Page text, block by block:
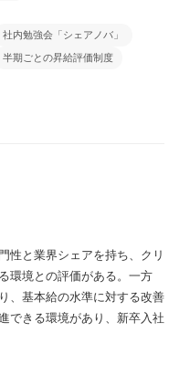
社内勉強会「シェアノバ」
半期ごとの昇給評価制度
性と業界シェアを持ち、クリ
環境との評価がある。一方
、基本給の水準に対する改善
できる環境があり、新卒入社